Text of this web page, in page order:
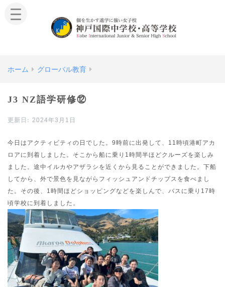
ホーム グローバル教育
J3 NZ語学研修⑫
2024年3月1日
今日はアクティビティの日でした。9時前に出発して、11時頃港町アカ
ロアに到着しました。そこから船に乗り1時間半ほどクルーズを楽しみ
ました。途中イルカやアザラシを近くから見ることができました。下船
してから、外で景色を見ながらフィッシュアンドチップスを食べまし
た。その後、1時間ほどショッピングなどを楽しんで、バスに乗り17時
頃学校に到着しました。